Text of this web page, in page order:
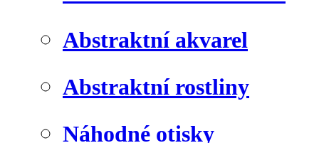
Abstraktní akvarel
Abstraktní rostliny
Náhodné otisky